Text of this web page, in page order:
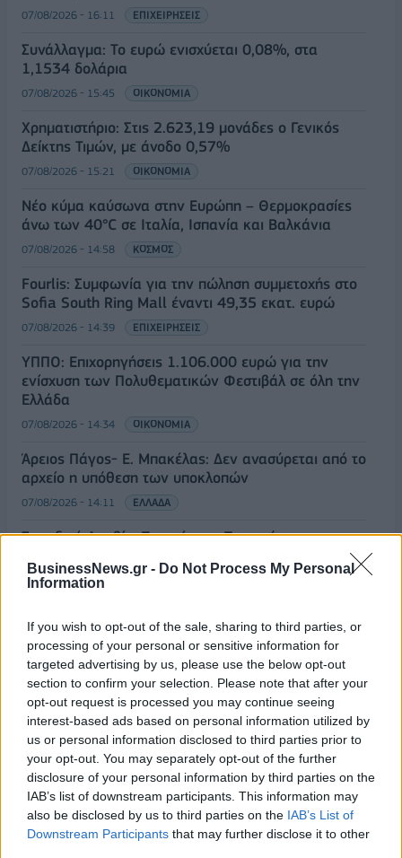
BusinessNews.gr - Do Not Process My Personal
Information
If you wish to opt-out of the sale, sharing to third parties, or
processing of your personal or sensitive information for
targeted advertising by us, please use the below opt-out
section to confirm your selection. Please note that after your
opt-out request is processed you may continue seeing
interest-based ads based on personal information utilized by
us or personal information disclosed to third parties prior to
your opt-out. You may separately opt-out of the further
disclosure of your personal information by third parties on the
IAB’s list of downstream participants. This information may
also be disclosed by us to third parties on the IAB’s List of
Downstream Participants that may further disclose it to other
07/08/2026 - 16:11 ΕΠΙΧΕΙΡΗΣΕΙΣ
Συνάλλαγμα: Το ευρώ ενισχύεται 0,08%, στα
1,1534 δολάρια
07/08/2026 - 15:45 ΟΙΚΟΝΟΜΙΑ
Χρηματιστήριο: Στις 2.623,19 μονάδες ο Γενικός
Δείκτης Τιμών, με άνοδο 0,57%
07/08/2026 - 15:21 ΟΙΚΟΝΟΜΙΑ
Νέο κύμα καύσωνα στην Ευρώπη – Θερμοκρασίες
άνω των 40°C σε Ιταλία, Ισπανία και Βαλκάνια
07/08/2026 - 14:58 ΚΟΣΜΟΣ
Fourlis: Συμφωνία για την πώληση συμμετοχής στο
Sofia South Ring Mall έναντι 49,35 εκατ. ευρώ
07/08/2026 - 14:39 ΕΠΙΧΕΙΡΗΣΕΙΣ
ΥΠΠΟ: Επιχορηγήσεις 1.106.000 ευρώ για την
ενίσχυση των Πολυθεματικών Φεστιβάλ σε όλη την
Ελλάδα
07/08/2026 - 14:34 ΟΙΚΟΝΟΜΙΑ
Άρειος Πάγος- Ε. Μπακέλας: Δεν ανασύρεται από το
αρχείο η υπόθεση των υποκλοπών
07/08/2026 - 14:11 ΕΛΛΑΔΑ
Σαουδική Αραβία, Τουρκία και Πακιστάν
07/08/2026 - 13:47 ΚΟΣΜΟΣ
ΔΗΜΟΦΙΛΗ